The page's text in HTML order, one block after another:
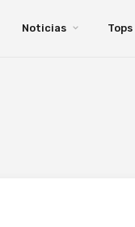
Noticias Tops